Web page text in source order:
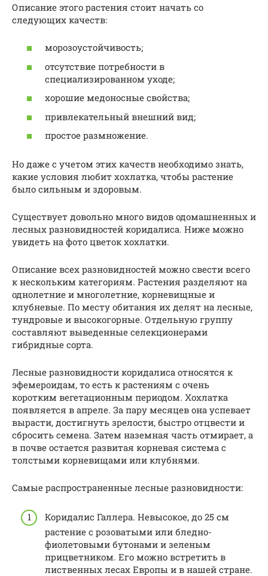
Описание этого растения стоит начать со
следующих качеств:
морозоустойчивость;
отсутствие потребности в
специализированном уходе;
хорошие медоносные свойства;
привлекательный внешний вид;
простое размножение.
Но даже с учетом этих качеств необходимо знать,
какие условия любит хохлатка, чтобы растение
было сильным и здоровым.
Существует довольно много видов одомашненных и
лесных разновидностей коридалиса. Ниже можно
увидеть на фото цветок хохлатки.
Описание всех разновидностей можно свести всего
к нескольким категориям. Растения разделяют на
однолетние и многолетние, корневищные и
клубневые. По месту обитания их делят на лесные,
тундровые и высокогорные. Отдельную группу
составляют выведенные селекционерами
гибридные сорта.
Лесные разновидности коридалиса относятся к
эфемероидам, то есть к растениям с очень
коротким вегетационным периодом. Хохлатка
появляется в апреле. За пару месяцев она успевает
вырасти, достигнуть зрелости, быстро отцвести и
сбросить семена. Затем наземная часть отмирает, а
в почве остается развитая корневая система с
толстыми корневищами или клубнями.
Самые распространенные лесные разновидности:
Коридалис Галлера. Невысокое, до 25 см
растение с розоватыми или бледно-
фиолетовыми бутонами и зеленым
прицветником. Его можно встретить в
лиственных лесах Европы и в нашей стране.